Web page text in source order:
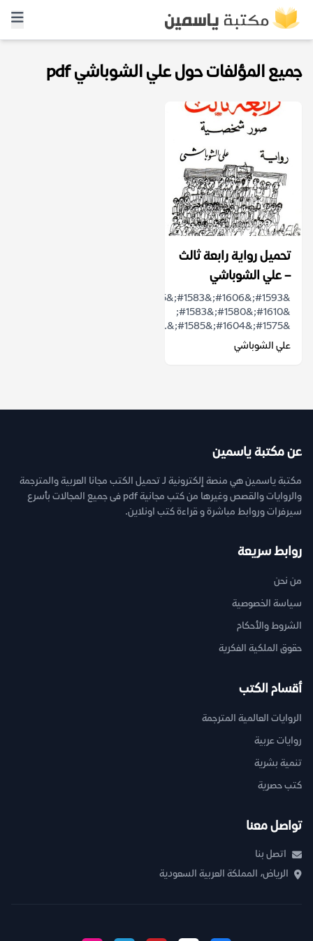
جميع المؤلفات حول علي الشوباشي pdf
تحميل رواية رابعة ثالث
– علي الشوباشي
&#1610;&#1580;&#1583;
&#1575;&#1604;&#1585;&...
علي الشوباشي
عن مكتبة ياسمين
مكتبة ياسمين هي منصة إلكترونية لـ تحميل الكتب مجانا العربية والمترجمة
والروايات والقصص وغيرها من كتب مجانية pdf فى جميع المجالات بأسرع
سيرفرات وروابط مباشرة و قراءة كتب اونلاين.
روابط سريعة
من نحن
سياسة الخصوصية
الشروط والأحكام
حقوق الملكية الفكرية
أقسام الكتب
الروايات العالمية المترجمة
روايات عربية
تنمية بشرية
كتب حصرية
تواصل معنا
اتصل بنا
الرياض، المملكة العربية السعودية